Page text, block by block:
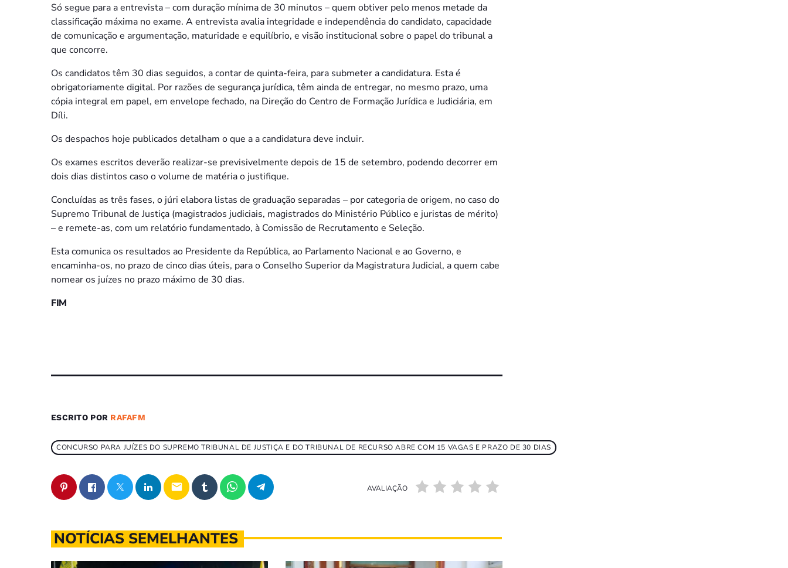
Só segue para a entrevista – com duração mínima de 30 minutos – quem obtiver pelo menos metade da
classificação máxima no exame. A entrevista avalia integridade e independência do candidato, capacidade
de comunicação e argumentação, maturidade e equilíbrio, e visão institucional sobre o papel do tribunal a
que concorre.
Os candidatos têm 30 dias seguidos, a contar de quinta-feira, para submeter a candidatura. Esta é
obrigatoriamente digital. Por razões de segurança jurídica, têm ainda de entregar, no mesmo prazo, uma
cópia integral em papel, em envelope fechado, na Direção do Centro de Formação Jurídica e Judiciária, em
Díli.
Os despachos hoje publicados detalham o que a a candidatura deve incluir.
Os exames escritos deverão realizar-se previsivelmente depois de 15 de setembro, podendo decorrer em
dois dias distintos caso o volume de matéria o justifique.
Concluídas as três fases, o júri elabora listas de graduação separadas – por categoria de origem, no caso do
Supremo Tribunal de Justiça (magistrados judiciais, magistrados do Ministério Público e juristas de mérito)
– e remete-as, com um relatório fundamentado, à Comissão de Recrutamento e Seleção.
Esta comunica os resultados ao Presidente da República, ao Parlamento Nacional e ao Governo, e
encaminha-os, no prazo de cinco dias úteis, para o Conselho Superior da Magistratura Judicial, a quem cabe
nomear os juízes no prazo máximo de 30 dias.
FIM
ESCRITO POR RAFAFM
CONCURSO PARA JUÍZES DO SUPREMO TRIBUNAL DE JUSTIÇA E DO TRIBUNAL DE RECURSO ABRE COM 15 VAGAS E PRAZO DE 30 DIAS
email AVALIAÇÃO
NOTÍCIAS SEMELHANTES